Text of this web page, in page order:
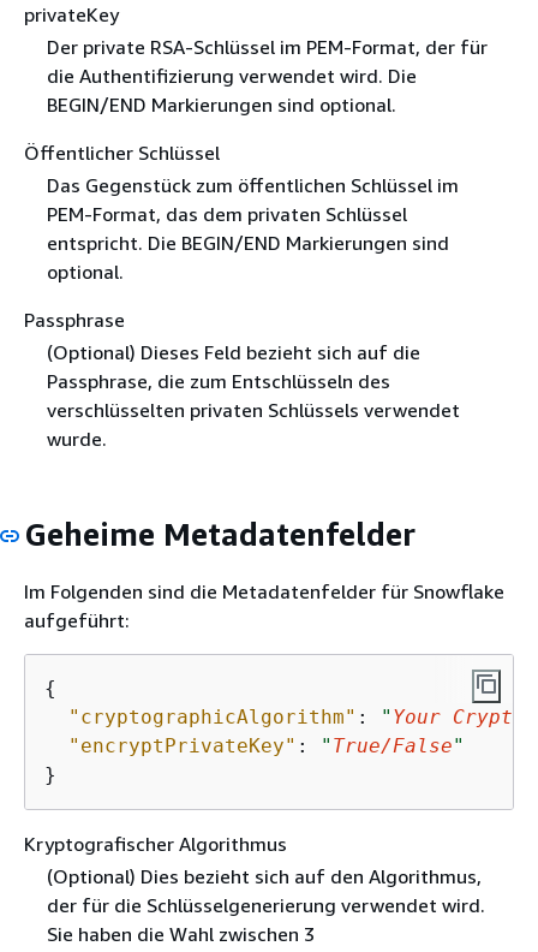
privateKey
Der private RSA-Schlüssel im PEM-Format, der für
die Authentifizierung verwendet wird. Die
BEGIN/END Markierungen sind optional.
Öffentlicher Schlüssel
Das Gegenstück zum öffentlichen Schlüssel im
PEM-Format, das dem privaten Schlüssel
entspricht. Die BEGIN/END Markierungen sind
optional.
Passphrase
(Optional) Dieses Feld bezieht sich auf die
Passphrase, die zum Entschlüsseln des
verschlüsselten privaten Schlüssels verwendet
wurde.
Geheime Metadatenfelder
Im Folgenden sind die Metadatenfelder für Snowflake
aufgeführt:
{
"cryptographicAlgorithm" : " Your
"encryptPrivateKey" : " True/False"
}
Kryptografischer Algorithmus
(Optional) Dies bezieht sich auf den Algorithmus,
der für die Schlüsselgenerierung verwendet wird.
Sie haben die Wahl zwischen 3